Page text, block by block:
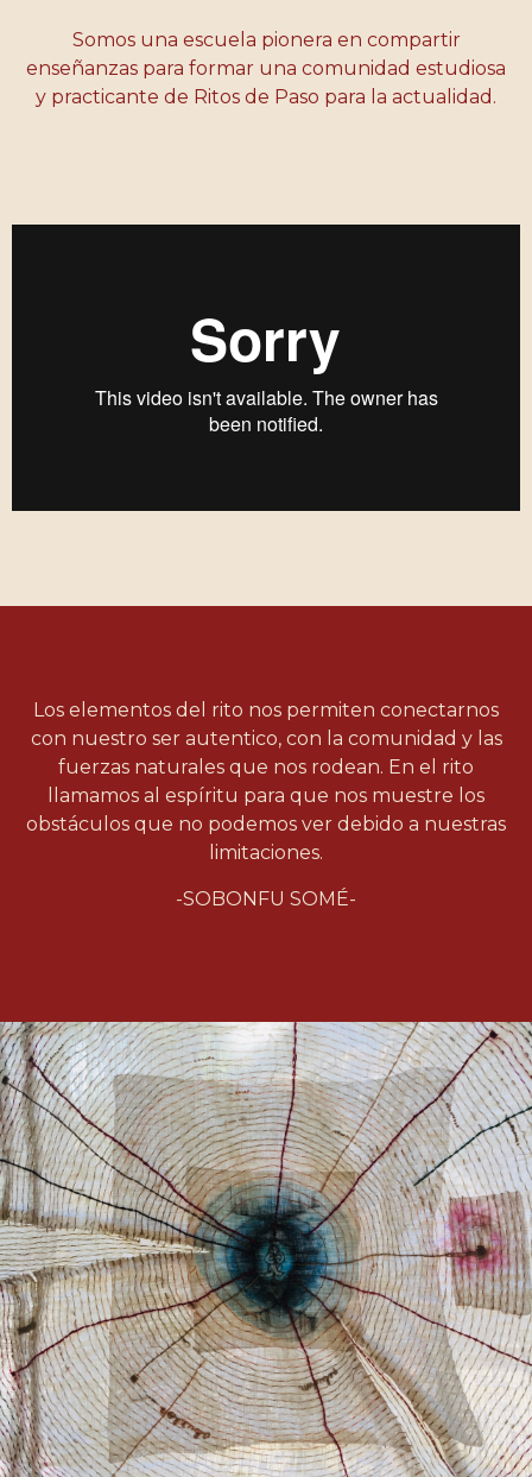
Somos una escuela pionera en compartir
enseñanzas para formar una comunidad estudiosa
y practicante de Ritos de Paso para la actualidad.
Los elementos del rito nos permiten conectarnos
con nuestro ser autentico, con la comunidad y las
fuerzas naturales que nos rodean. En el rito
llamamos al espíritu para que nos muestre los
obstáculos que no podemos ver debido a nuestras
limitaciones.
-SOBONFU SOMÉ-